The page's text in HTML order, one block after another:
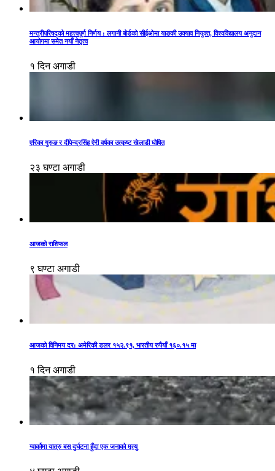
मन्त्रीपरिषद्को महत्त्वपूर्ण निर्णय : लगानी बोर्डको सीईओमा याङकी उक्याव नियुक्त, विश्वविद्यालय अनुदान
आयोगमा समेत नयाँ नेतृत्व
१ दिन अगाडी
एरिका गुरुङ र दीपेन्द्रसिंह ऐरी वर्षका उत्कृष्ट खेलाडी घोषित
२३ घण्टा अगाडी
आजको राशिफल
९ घण्टा अगाडी
आजको विनिमय दर: अमेरिकी डलर १५२.९१, भारतीय रुपैयाँ १६०.१५ मा
१ दिन अगाडी
ग्वार्कोमा यात्रु बस दुर्घटना हुँदा एक जनाको मृत्यु